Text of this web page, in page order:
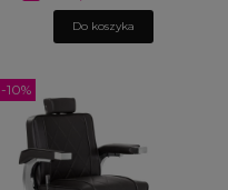
Do koszyka
-10%